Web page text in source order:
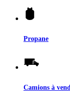
Propane
Camions à